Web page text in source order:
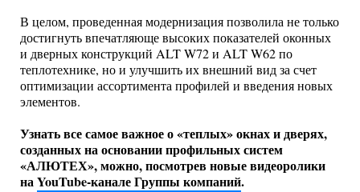
В целом, проведенная модернизация позволила не только
достигнуть впечатляюще высоких показателей оконных
и дверных конструкций ALT W72 и ALT W62 по
теплотехнике, но и улучшить их внешний вид за счет
оптимизации ассортимента профилей и введения новых
элементов.
Узнать все самое важное о «теплых» окнах и дверях,
созданных на основании профильных систем
«АЛЮТЕХ», можно, посмотрев новые видеоролики
наYouTube-канале Группы компаний.